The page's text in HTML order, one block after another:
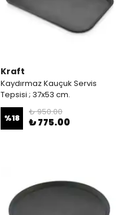
Kraft
Kaydırmaz Kauçuk Servis
Tepsisi ; 37x53 cm.
%18
₺ 950.00
₺ 775.00